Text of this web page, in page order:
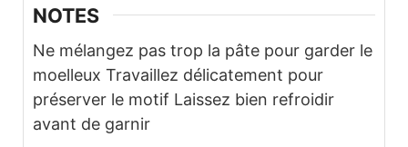
NOTES
Ne mélangez pas trop la pâte pour garder le
moelleux Travaillez délicatement pour
préserver le motif Laissez bien refroidir
avant de garnir